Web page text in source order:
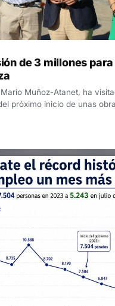
de 3 millones
Muñoz-Atanet, ha
próximo inicio de unas